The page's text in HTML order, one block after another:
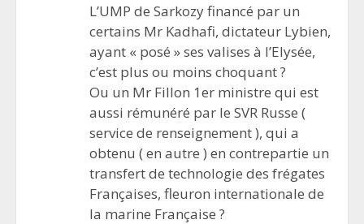
L’UMP de Sarkozy financé par un
certains Mr Kadhafi, dictateur Lybien,
ayant « posé » ses valises à l’Elysée,
c’est plus ou moins choquant ?
Ou un Mr Fillon 1er ministre qui est
aussi rémunéré par le SVR Russe (
service de renseignement ), qui a
obtenu ( en autre ) en contrepartie un
transfert de technologie des frégates
Françaises, fleuron internationale de
la marine Française ?